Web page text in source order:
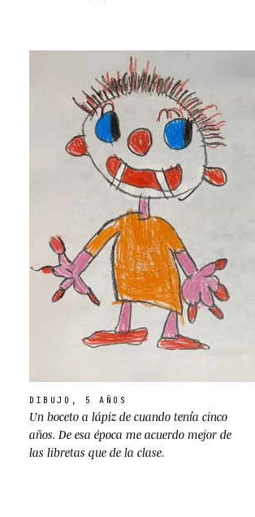
DIBUJO, 5 AÑOS
Un boceto a lápiz de cuando tenía cinco
años. De esa época me acuerdo mejor de
las libretas que de la clase.